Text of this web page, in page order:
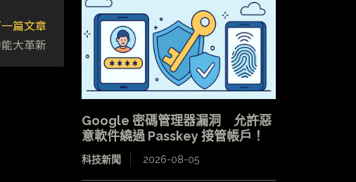
篇文章
大革新
Google 密碼管理器漏洞 允許惡
意軟件繞過 Passkey 接管帳戶！
科技新聞 2026-08-05